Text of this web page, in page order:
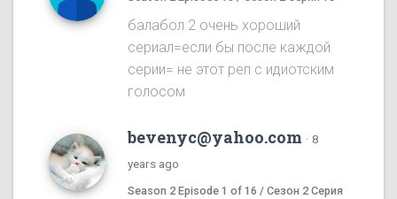
балабол 2 очень хороший
сериал=если бы после каждой
серии= не этот реп с идиотским
голосом
bevenyc@yahoo.com · 8
years ago
Season 2 Episode 1 of 16 / Сезон 2 Серия